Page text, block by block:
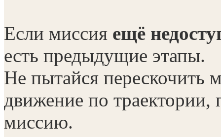
Если миссия ещё
есть предыдущие этапы.
Не пытайся
движение по
миссию.